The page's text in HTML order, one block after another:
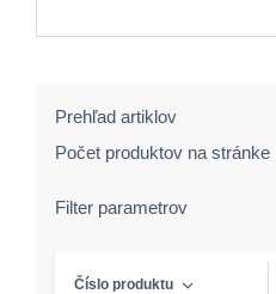
Prehľad artiklov
Počet produktov na stránke
Filter parametrov
Číslo produktu